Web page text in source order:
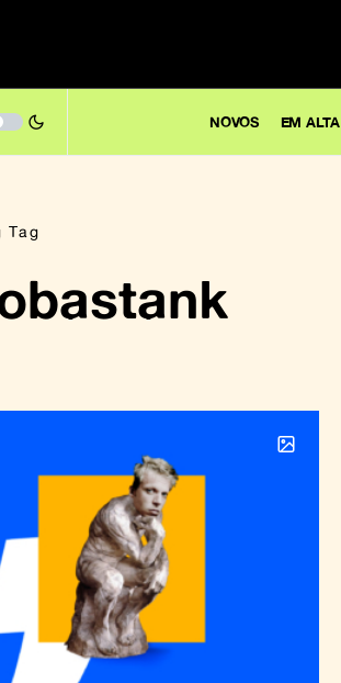
NOVOS EM ALTA
Tag